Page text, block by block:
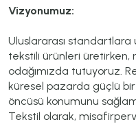
Vizyonumuz:
Uluslararası standartlara
tekstili ürünleri
odağımızda tutuyoruz.
küresel pazarda güçlü
öncüsü konumunu
Tekstil olarak,